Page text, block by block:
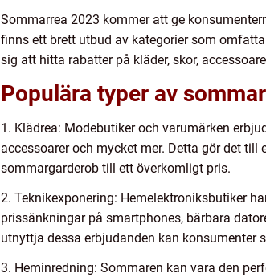
Sommarrea 2023 kommer att ge
finns ett brett utbud av kategorier som
sig att hitta rabatter på kläder, skor,
Populära typer av
1. Klädrea: Modebutiker och varumärken
accessoarer och mycket mer. Detta gör det
sommargarderob till ett överkomligt pris.
2. Teknikexponering: Hemelektroniksbutiker
prissänkningar på smartphones, bärbara
utnyttja dessa erbjudanden kan konsumenter
3. Heminredning: Sommaren kan vara den